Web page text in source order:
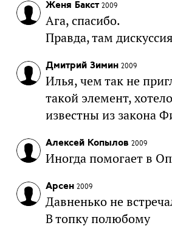
Женя Бакст 2009
Ага, спасибо.
Правда, там
Дмитрий Зимин 2009
Илья, чем так не
такой элемент,
известны из закона
Алексей Копылов 2009
Иногда помогает в
Арсен 2009
Давненько не
В топку полюбому